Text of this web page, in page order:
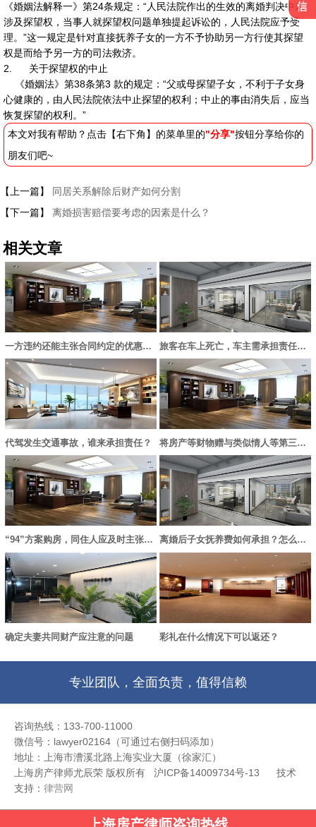
《婚姻法解释一》第24条规定：“人民法院作出的生效的离婚判决中未
涉及探望权，当事人就探望权问题单独提起诉讼的，人民法院应予受
理。”这一规定是针对直接抚养子女的一方不予协助另一方行使其探望
权是而给予另一方的司法救济。
2. 关于探望权的中止
《婚姻法》第38条第3 款的规定：“父或母探望子女，不利于子女身
心健康的，由人民法院依法中止探望的权利；中止的事由消失后，应当
恢复探望的权利。”
本文对我有帮助？点击【右下角】的菜单里的"分享"按钮分享给你的
朋友们吧~
【上一篇】
同居关系解除后财产如何分割
【下一篇】
离婚损害赔偿要考虑的因素是什么？
相关文章
一方违约还能主张合同约定的优惠内容吗？ 旅客在车上死亡，车主需承担责任吗？
代驾发生交通事故，谁来承担责任？ 将房产等财物赠与类似情人等第三者的行为无效
“94”方案购房，同住人应及时主张产权份额，否则失去胜诉权 离婚后子女抚养费如何承担？怎么变更？
确定夫妻共同财产应注意的问题 彩礼在什么情况下可以返还？
专业团队，全面负责，值得信赖
咨询热线：133-700-11000
微信号：lawyer02164（可通过右侧扫码添加）
地址：上海市漕溪北路上海实业大厦（徐家汇）
上海房产律师尤辰荣 版权所有 沪ICP备14009734号-13 技术
支持： 律营网